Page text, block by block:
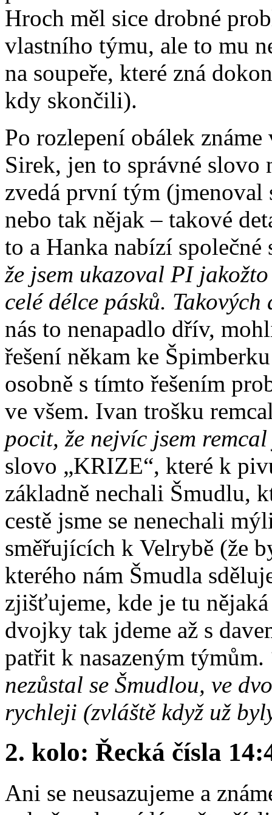
Hroch měl sice drobné
vlastního týmu, ale to mu
na soupeře, které zná
kdy skončili).
Po rozlepení obálek
Sirek, jen to správné
zvedá první tým
nebo tak nějak – takové
to a Hanka nabízí
že jsem ukazoval PI
celé délce pásků.
nás to nenapadlo dřív,
řešení někam ke
osobně s tímto řešením
ve všem. Ivan trošku
pocit, že nejvíc jsem
slovo „KRIZE“, které k
základně nechali Šmudlu,
cestě jsme se nenechali
směřujících k Velrybě (že
kterého nám Šmudla
zjišťujeme, kde je tu
dvojky tak jdeme až s
patřit k nasazeným týmům.
nezůstal se Šmudlou, ve
rychleji (zvláště když už
2. kolo: Řecká čísla
Ani se neusazujeme a